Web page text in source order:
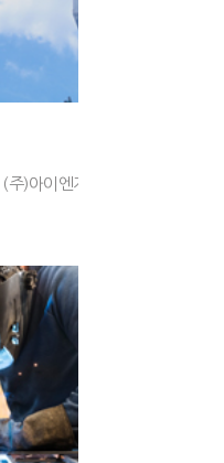
(주)아이엔지 파인텍이 되겠